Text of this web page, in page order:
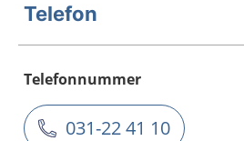
Telefon
Telefonnummer
031-22 41 10